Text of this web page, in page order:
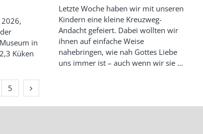
in
Küken
Letzte Woche haben wir mit unseren
Kindern eine kleine Kreuzweg-
Andacht gefeiert. Dabei wollten wir
ihnen auf einfache Weise
nahebringen, wie nah Gottes Liebe
uns immer ist – auch wenn wir sie ...
5 Nächste Seite